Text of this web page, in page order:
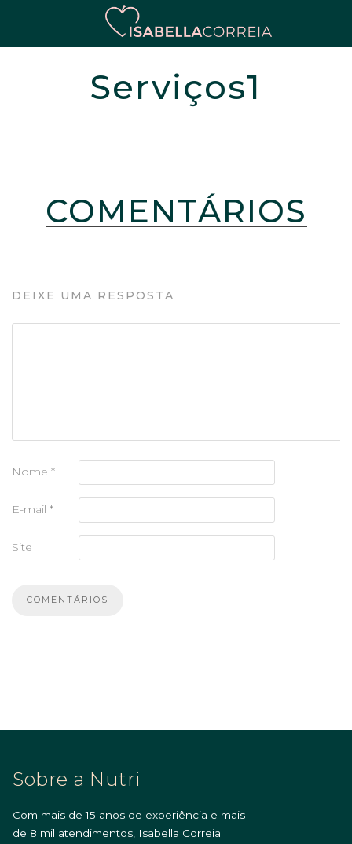
Serviços1
COMENTÁRIOS
DEIXE UMA RESPOSTA
Nome *
E-mail *
Site
Sobre a Nutri
Com mais de 15 anos de experiência e mais
de 8 mil atendimentos, Isabella Correia